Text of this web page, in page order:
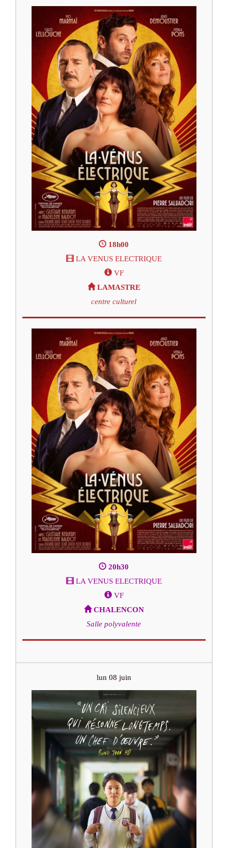
18h00
LA VENUS ELECTRIQUE
VF
LAMASTRE
centre culturel
20h30
LA VENUS ELECTRIQUE
VF
CHALENCON
Salle polyvalente
lun 08 juin